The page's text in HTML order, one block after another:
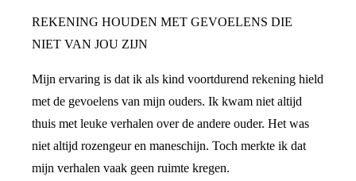
REKENING HOUDEN MET GEVOELENS DIE
NIET VAN JOU ZIJN
Mijn ervaring is dat ik als kind voortdurend rekening hield
met de gevoelens van mijn ouders. Ik kwam niet altijd
thuis met leuke verhalen over de andere ouder. Het was
niet altijd rozengeur en maneschijn. Toch merkte ik dat
mijn verhalen vaak geen ruimte kregen.